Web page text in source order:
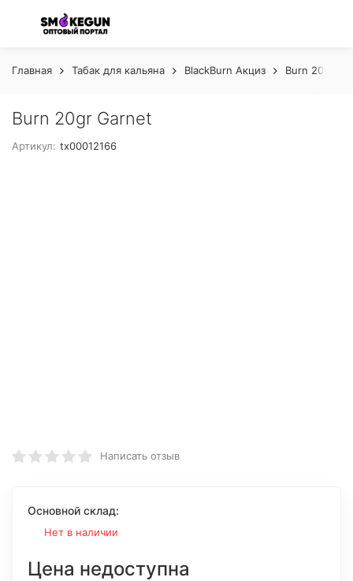
Главная Табак для кальяна BlackBurn Акциз Burn 20 gr
Burn 20gr Garnet
Артикул: tx00012166
Написать отзыв
Основной склад:
Нет в наличии
Цена недоступна